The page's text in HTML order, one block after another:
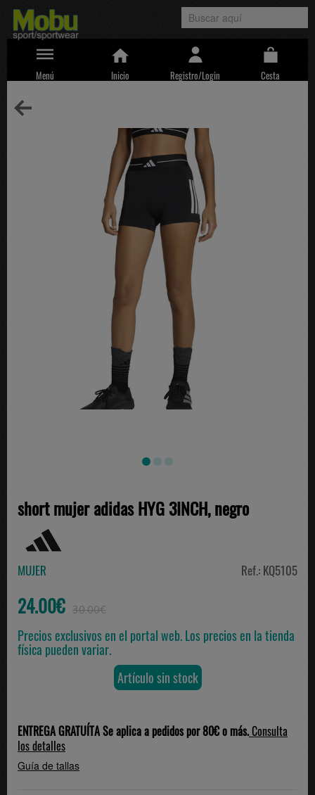
Menú Inicio Registro/Login Cesta
short mujer adidas HYG 3INCH, negro
MUJER Ref.: KQ5105
24.00€ 30.00€
Precios exclusivos en el portal web. Los precios en la tienda
física pueden variar.
Artículo sin stock
ENTREGA GRATUÍTA Se aplica a pedidos por 80€ o más.Consulta
los detalles
Guía de tallas